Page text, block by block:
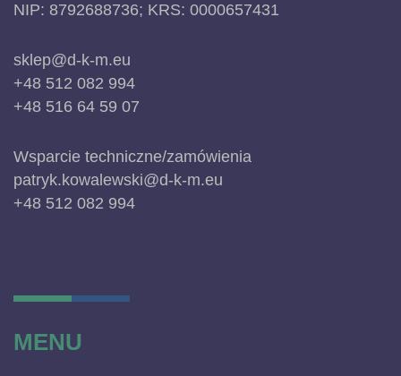
NIP: 8792688736; KRS: 0000657431
sklep@d-k-m.eu
+48 512 082 994
+48 516 64 59 07
Wsparcie techniczne/zamówienia
patryk.kowalewski@d-k-m.eu
+48 512 082 994
MENU